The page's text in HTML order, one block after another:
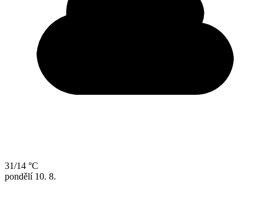
31/14 °C
pondělí 10. 8.